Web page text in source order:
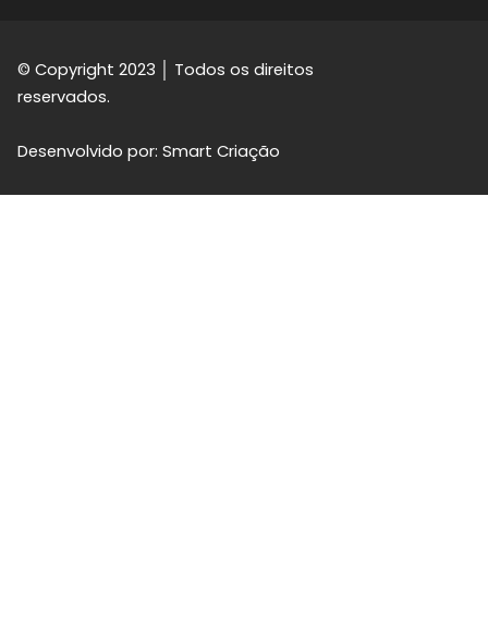
© Copyright 2023 │ Todos os direitos
reservados.
Desenvolvido por: Smart Criação